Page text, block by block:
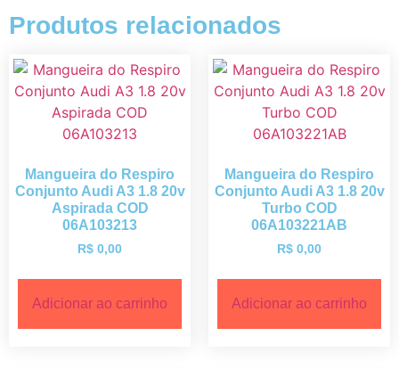
Produtos relacionados
Mangueira do Respiro
Conjunto Audi A3 1.8 20v
Aspirada COD
06A103213
R$ 0,00
Adicionar ao carrinho
Mangueira do Respiro
Conjunto Audi A3 1.8 20v
Turbo COD
06A103221AB
R$ 0,00
Adicionar ao carrinho